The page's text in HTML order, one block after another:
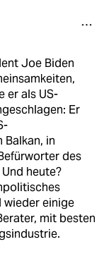
Joe Biden
er als US-
Er
in
des
heute?
wieder einige
mit besten